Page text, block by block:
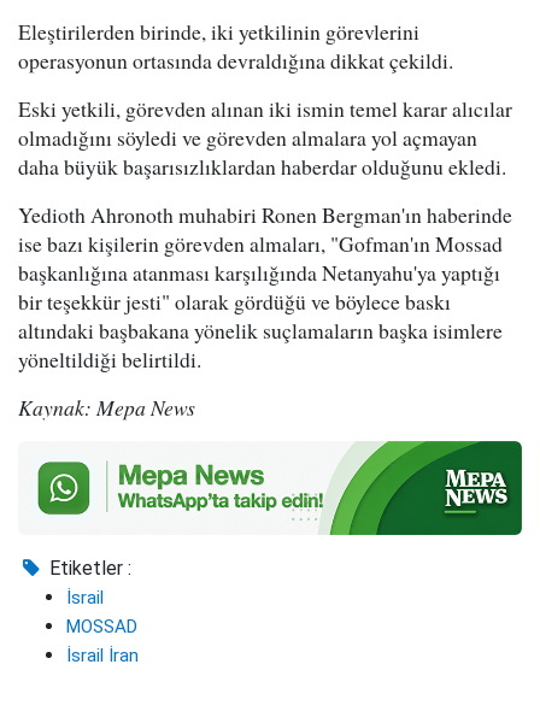
Eleştirilerden birinde, iki yetkilinin görevlerini
operasyonun ortasında devraldığına dikkat çekildi.
Eski yetkili, görevden alınan iki ismin temel karar alıcılar
olmadığını söyledi ve görevden almalara yol açmayan
daha büyük başarısızlıklardan haberdar olduğunu ekledi.
Yedioth Ahronoth muhabiri Ronen Bergman'ın haberinde
ise bazı kişilerin görevden almaları, "Gofman'ın Mossad
başkanlığına atanması karşılığında Netanyahu'ya yaptığı
bir teşekkür jesti" olarak gördüğü ve böylece baskı
altındaki başbakana yönelik suçlamaların başka isimlere
yöneltildiği belirtildi.
Kaynak: Mepa News
Etiketler :
İsrail
MOSSAD
İsrail İran